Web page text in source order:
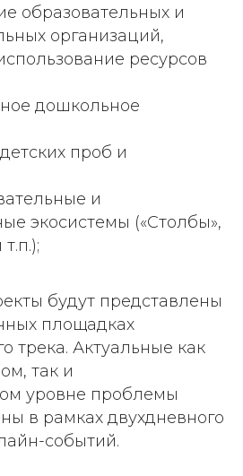
образовательных и
организаций,
ресурсов
дошкольное
проб и
и
экосистемы («Столбы»,
будут представлены
площадках
трека. Актуальные как
так и
уровне проблемы
в рамках двухдневного
событий.